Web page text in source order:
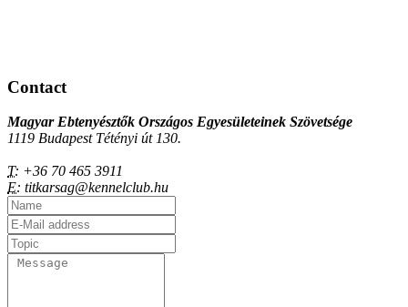
Contact
Magyar Ebtenyésztők Országos Egyesületeinek Szövetsége
1119 Budapest Tétényi út 130.
T: +36 70 465 3911
E: titkarsag@kennelclub.hu